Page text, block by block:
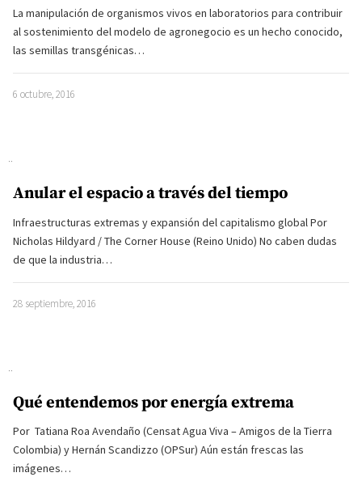
La manipulación de organismos vivos en laboratorios para contribuir
al sostenimiento del modelo de agronegocio es un hecho conocido,
las semillas transgénicas…
6 octubre, 2016
Anular el espacio a través del tiempo
Infraestructuras extremas y expansión del capitalismo global Por
Nicholas Hildyard / The Corner House (Reino Unido) No caben dudas
de que la industria…
28 septiembre, 2016
Qué entendemos por energía extrema
Por Tatiana Roa Avendaño (Censat Agua Viva – Amigos de la Tierra
Colombia) y Hernán Scandizzo (OPSur) Aún están frescas las
imágenes…